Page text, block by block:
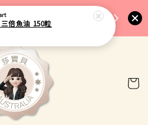
品滿額最低 91 折
逛逛
🚚 台
倍魚油 150粒